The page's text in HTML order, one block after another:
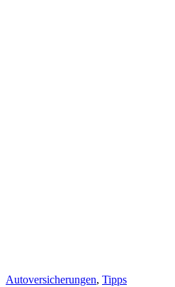
Autoversicherungen, Tipps